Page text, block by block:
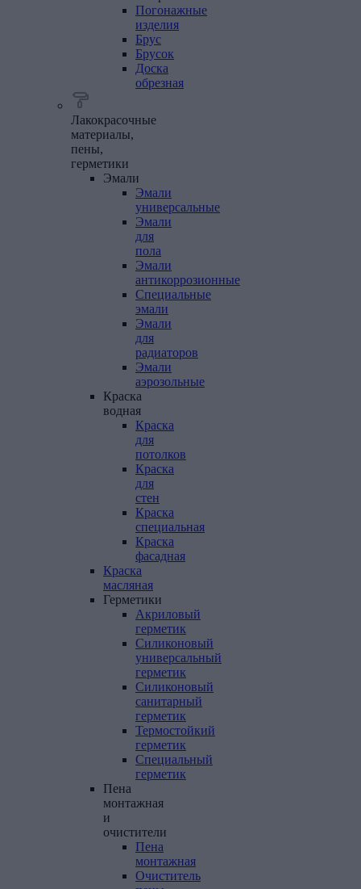
Погонажные
изделия
Брус
Брусок
Доска
обрезная
Лакокрасочные
материалы,
пены,
герметики
Эмали
Эмали
универсальные
Эмали
для
пола
Эмали
антикоррозионные
Специальные
эмали
Эмали
для
радиаторов
Эмали
аэрозольные
Краска
водная
Краска
для
потолков
Краска
для
стен
Краска
специальная
Краска
фасадная
Краска
масляная
Герметики
Акриловый
герметик
Силиконовый
универсальный
герметик
Силиконовый
санитарный
герметик
Термостойкий
герметик
Специальный
герметик
Пена
монтажная
и
очистители
Пена
монтажная
Очиститель